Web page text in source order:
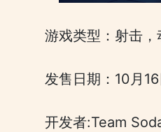
游戏类型：射击，
发售日期：10月16
开发者:Team